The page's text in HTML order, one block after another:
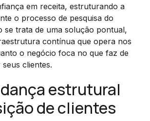
em receita, estruturando a
o processo de pesquisa do
se trata de uma solução pontual,
contínua que opera nos
o negócio foca no que faz de
clientes.
estrutural
de clientes